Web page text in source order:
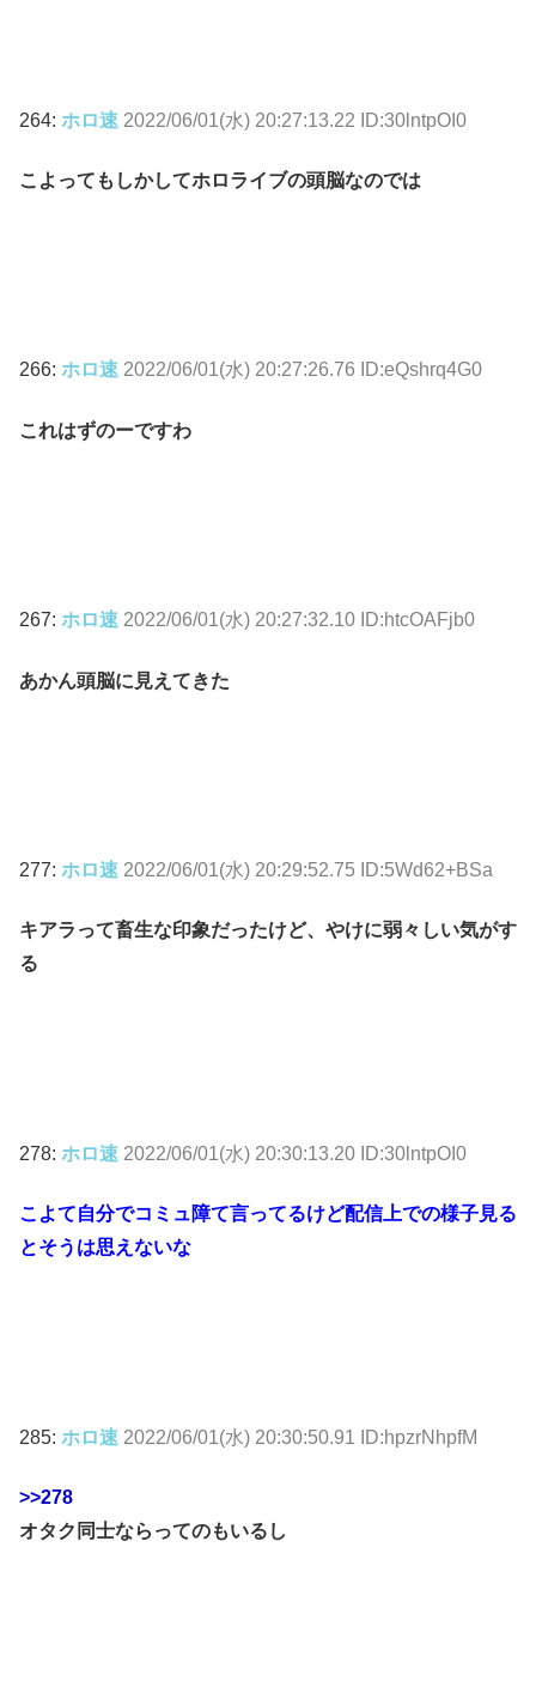
264: ホロ速 2022/06/01(水) 20:27:13.22 ID:30lntpOI0
こよってもしかしてホロライブの頭脳なのでは
266: ホロ速 2022/06/01(水) 20:27:26.76 ID:eQshrq4G0
これはずのーですわ
267: ホロ速 2022/06/01(水) 20:27:32.10 ID:htcOAFjb0
あかん頭脳に見えてきた
277: ホロ速 2022/06/01(水) 20:29:52.75 ID:5Wd62+BSa
キアラって畜生な印象だったけど、やけに弱々しい気がす
る
278: ホロ速 2022/06/01(水) 20:30:13.20 ID:30lntpOI0
こよて自分でコミュ障て言ってるけど配信上での様子見る
とそうは思えないな
285: ホロ速 2022/06/01(水) 20:30:50.91 ID:hpzrNhpfM
>>278
オタク同士ならってのもいるし